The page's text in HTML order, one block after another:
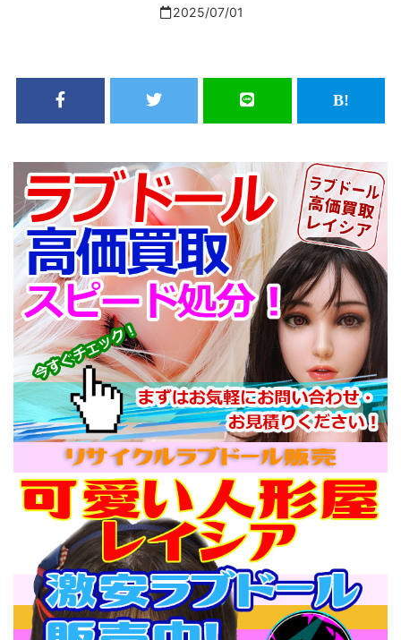
2025/07/01